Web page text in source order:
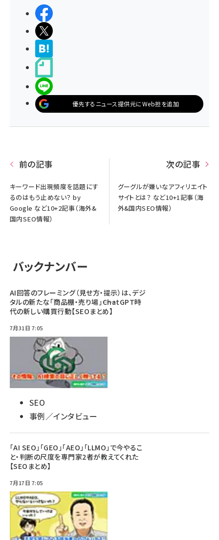
優先するニュース提供元にWeb担を追加
前の記事
キーワード出現頻度を話題にす
るのはもう止めない？ by
Google など10+2記事（海外&
国内SEO情報）
次の記事
グーグルが嫌いなアフィリエイト
サイトとは？ など10+1記事（海
外&国内SEO情報）
バックナンバー
AI回答のフレーミング（見せ方・提示）は、デジ
タルの新たな「商品棚・売り場」――ChatGPT時
代の新しい購買行動【SEOまとめ】
7月31日 7:05
SEO
事例／インタビュー
「AI SEO」「GEO」「AEO」「LLMO」で今やるこ
と・判断の尺度を専門家2者が教えてくれた
【SEOまとめ】
7月17日 7:05